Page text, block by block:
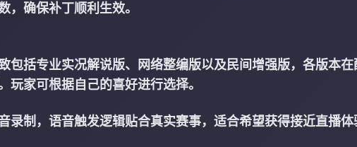
，确保补丁顺利生效。
包括专业实况解说版、网络整编版以及民间增强版，各版本在
家可根据自己的喜好进行选择。
录制，语音触发逻辑贴合真实赛事，适合希望获得接近直播体